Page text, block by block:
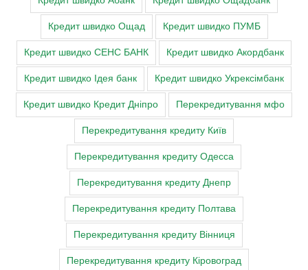
Кредит швидко Ощад Кредит швидко ПУМБ
Кредит швидко СЕНС БАНК Кредит швидко Акордбанк
Кредит швидко Ідея банк Кредит швидко Укрексімбанк
Кредит швидко Кредит Дніпро Перекредитування мфо
Перекредитування кредиту Київ
Перекредитування кредиту Одесса
Перекредитування кредиту Днепр
Перекредитування кредиту Полтава
Перекредитування кредиту Вінниця
Перекредитування кредиту Кіровоград